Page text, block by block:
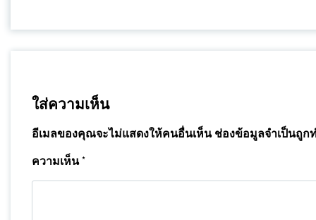
ใส่ความเห็น
อีเมลของคุณจะไม่แสดงให้คนอื่นเห็น ช่องข้อมูลจำเป็นถูก
ความเห็น*